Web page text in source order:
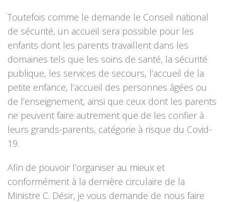
Toutefois comme le demande le Conseil national
de sécurité, un accueil sera possible pour les
enfants dont les parents travaillent dans les
domaines tels que les soins de santé, la sécurité
publique, les services de secours, l’accueil de la
petite enfance, l’accueil des personnes âgées ou
de l’enseignement, ainsi que ceux dont les parents
ne peuvent faire autrement que de les confier à
leurs grands-parents, catégorie à risque du Covid-
19.
Afin de pouvoir l’organiser au mieux et
conformément à la dernière circulaire de la
Ministre C. Désir, je vous demande de nous faire